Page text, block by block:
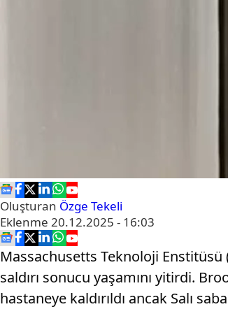
Oluşturan Özge Tekeli
Eklenme 20.12.2025 - 16:03
Massachusetts Teknoloji
saldırı sonucu yaşamını yitirdi.
hastaneye kaldırıldı ancak Salı